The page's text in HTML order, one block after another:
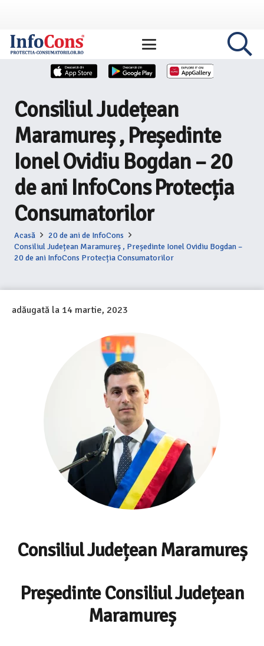
Consiliul Județean
Maramureș , Președinte
Ionel Ovidiu Bogdan – 20
de ani InfoCons Protecția
Consumatorilor
Acasă
20 de ani de InfoCons
Consiliul Județean Maramureș , Președinte Ionel Ovidiu Bogdan –
20 de ani InfoCons Protecția Consumatorilor
adăugată la 14 martie, 2023
Consiliul Județean Maramureș
Președinte Consiliul Județean
Maramureș